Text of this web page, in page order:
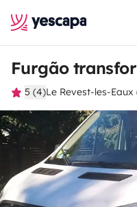
Furgão
5 (4)Le Revest-les-Eaux